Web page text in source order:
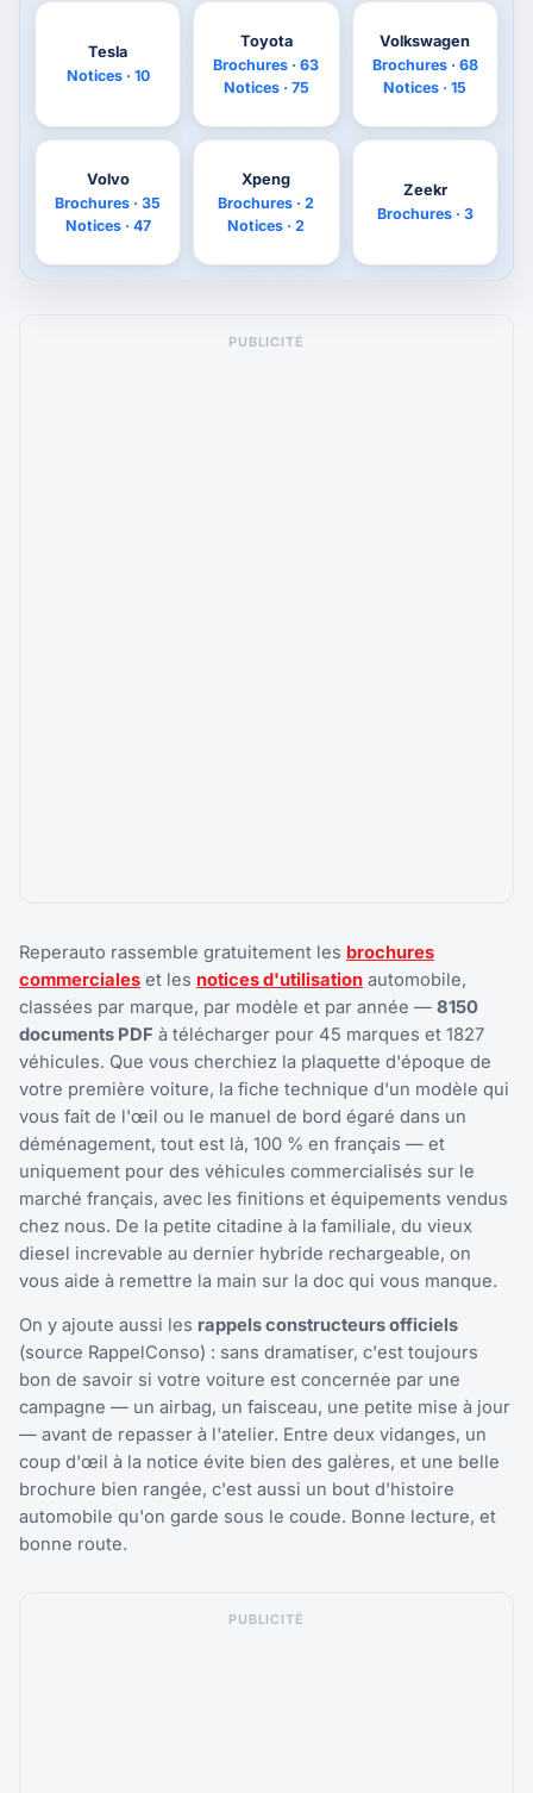
Tesla
Notices · 10
Toyota
Brochures · 63
Notices · 75
Volkswagen
Brochures · 68
Notices · 15
Volvo
Brochures · 35
Notices · 47
Xpeng
Brochures · 2
Notices · 2
Zeekr
Brochures · 3
PUBLICITÉ
Reperauto rassemble gratuitement les brochures
commerciales et les notices d'utilisation automobile,
classées par marque, par modèle et par année — 8150
documents PDF à télécharger pour 45 marques et 1827
véhicules. Que vous cherchiez la plaquette d'époque de
votre première voiture, la fiche technique d'un modèle qui
vous fait de l'œil ou le manuel de bord égaré dans un
déménagement, tout est là, 100 % en français — et
uniquement pour des véhicules commercialisés sur le
marché français, avec les finitions et équipements vendus
chez nous. De la petite citadine à la familiale, du vieux
diesel increvable au dernier hybride rechargeable, on
vous aide à remettre la main sur la doc qui vous manque.
On y ajoute aussi les rappels constructeurs officiels
(source RappelConso) : sans dramatiser, c'est toujours
bon de savoir si votre voiture est concernée par une
campagne — un airbag, un faisceau, une petite mise à jour
— avant de repasser à l'atelier. Entre deux vidanges, un
coup d'œil à la notice évite bien des galères, et une belle
brochure bien rangée, c'est aussi un bout d'histoire
automobile qu'on garde sous le coude. Bonne lecture, et
bonne route.
PUBLICITÉ